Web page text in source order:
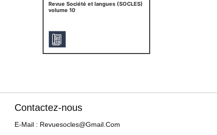
Revue Société et langues (SOCLES)
volume 10
Contactez-nous
E-Mail : Revuesocles@gmail.com